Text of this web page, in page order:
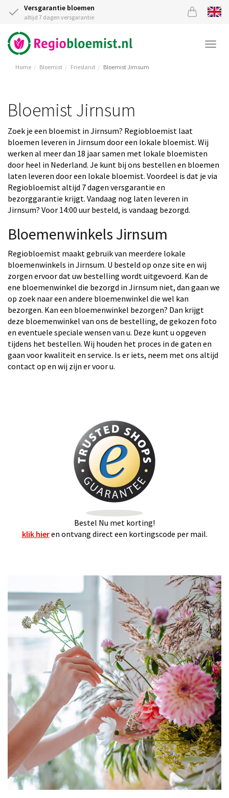
Versgarantie bloemen
altijd 7 dagen versgarantie
Home Bloemist Friesland Bloemist Jirnsum
Bloemist Jirnsum
Zoek je een bloemist in Jirnsum? Regiobloemist laat
bloemen leveren in Jirnsum door een lokale bloemist. Wij
werken al meer dan 18 jaar samen met lokale bloemisten
door heel in Nederland. Je kunt bij ons bestellen en bloemen
laten leveren door een lokale bloemist. Voordeel is dat je via
Regiobloemist altijd 7 dagen versgarantie en
bezorggarantie krijgt. Vandaag nog laten leveren in
Jirnsum? Voor 14:00 uur besteld, is vandaag bezorgd.
Bloemenwinkels Jirnsum
Regiobloemist maakt gebruik van meerdere lokale
bloemenwinkels in Jirnsum. U besteld op onze site en wij
zorgen ervoor dat uw bestelling wordt uitgevoerd. Kan de
ene bloemenwinkel die bezorgd in Jirnsum niet, dan gaan we
op zoek naar een andere bloemenwinkel die wel kan
bezorgen. Kan een bloemenwinkel bezorgen? Dan krijgt
deze bloemenwinkel van ons de bestelling, de gekozen foto
en eventuele speciale wensen van u. Deze kunt u opgeven
tijdens het bestellen. Wij houden het proces in de gaten en
gaan voor kwaliteit en service. Is er iets, neem met ons altijd
contact op en wij zijn er voor u.
Bestel Nu met korting!
klik hieren ontvang direct een kortingscode per mail.